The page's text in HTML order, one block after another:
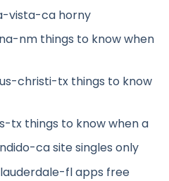
vista-ca horny
nm things to know when
christi-tx things to know
tx things to know when a
ca site singles only
fl apps free